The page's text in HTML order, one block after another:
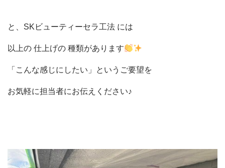
と、SKビューティーセラ工法 には
以上の 仕上げの 種類があります
「こんな感じにしたい」というご要望を
お気軽に担当者にお伝えください♪